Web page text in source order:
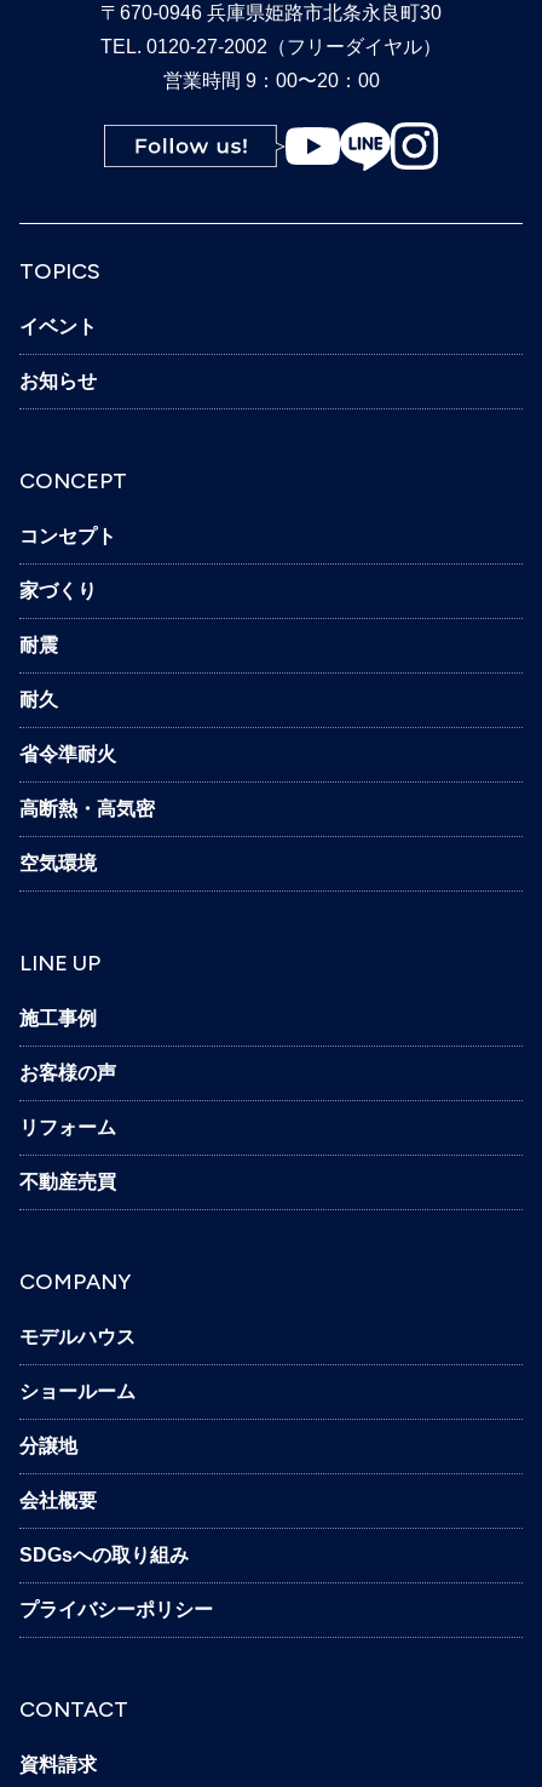
〒670-0946 兵庫県姫路市北条永良町30
TEL. 0120-27-2002（フリーダイヤル）
営業時間 9：00〜20：00
TOPICS
イベント
お知らせ
CONCEPT
コンセプト
家づくり
耐震
耐久
省令準耐火
高断熱・高気密
空気環境
LINE UP
施工事例
お客様の声
リフォーム
不動産売買
COMPANY
モデルハウス
ショールーム
分譲地
会社概要
SDGsへの取り組み
プライバシーポリシー
CONTACT
資料請求